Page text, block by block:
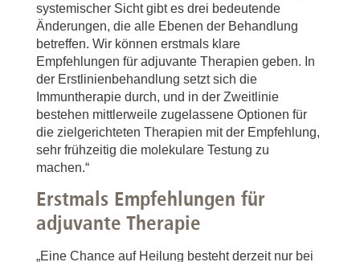
systemischer Sicht gibt es drei bedeutende
Änderungen, die alle Ebenen der Behandlung
betreffen. Wir können erstmals klare
Empfehlungen für adjuvante Therapien geben. In
der Erstlinienbehandlung setzt sich die
Immuntherapie durch, und in der Zweitlinie
bestehen mittlerweile zugelassene Optionen für
die zielgerichteten Therapien mit der Empfehlung,
sehr frühzeitig die molekulare Testung zu
machen.“
Erstmals Empfehlungen für
adjuvante Therapie
„Eine Chance auf Heilung besteht derzeit nur bei